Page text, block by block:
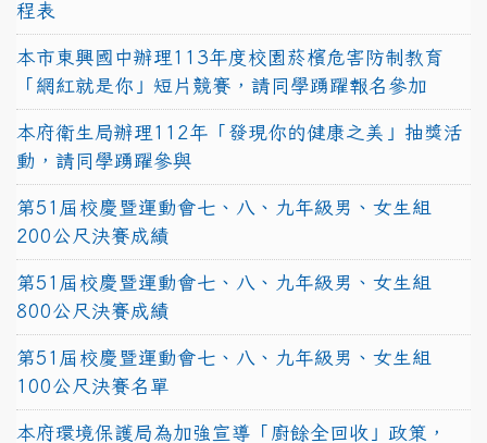
程表
本市東興國中辦理113年度校園菸檳危害防制教育
「網紅就是你」短片競賽，請同學踴躍報名參加
本府衛生局辦理112年「發現你的健康之美」抽獎活
動，請同學踴躍參與
第51屆校慶暨運動會七、八、九年級男、女生組
200公尺決賽成績
第51屆校慶暨運動會七、八、九年級男、女生組
800公尺決賽成績
第51屆校慶暨運動會七、八、九年級男、女生組
100公尺決賽名單
本府環境保護局為加強宣導「廚餘全回收」政策，